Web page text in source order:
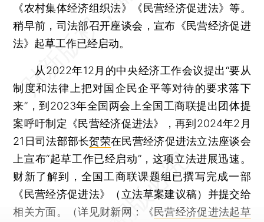
《农村集体经济组织法》《民营经济促进法》等。
稍早前，司法部召开座谈会，宣布《民营经济促进
法》起草工作已经启动。
从2022年12月的中央经济工作会议提出“要从
制度和法律上把对国企民企平等对待的要求落下
来”，到2023年全国两会上全国工商联提出团体提
案呼吁制定《民营经济促进法》，再到2024年2月
21日司法部部长贺荣在民营经济促进法立法座谈会
上宣布“起草工作已经启动”，这项立法进展迅速。
财新了解到，全国工商联课题组已撰写完成一部
《民营经济促进法》（立法草案建议稿）并提交给
相关方面。（详见财新网：《民营经济促进法起草